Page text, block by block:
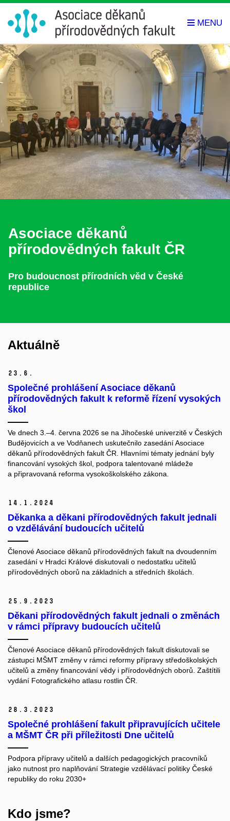
Asociace děkanů
přírodovědných fakult ČR
Pro budoucnost přírodních věd v České
republice
Aktuálně
23. 6.
Společné prohlášení Asociace děkanů
přírodovědných fakult k reformě řízení vysokých
škol
Ve dnech 3.–4. června 2026 se na Jihočeské univerzitě v Českých
Budějovicích a ve Vodňanech uskutečnilo zasedání Asociace
děkanů přírodovědných fakult ČR. Hlavními tématy jednání byly
financování vysokých škol, podpora talentované mládeže
a připravovaná reforma vysokoškolského zákona.
14. 1. 2024
Děkanka a děkani přírodovědných fakult jednali
o vzdělávání budoucích učitelů
Členové Asociace děkanů přírodovědných fakult na dvoudenním
zasedání v Hradci Králové diskutovali o nedostatku učitelů
přírodovědných oborů na základních a středních školách.
25. 9. 2023
Děkani přírodovědných fakult jednali o změnách
v rámci přípravy budoucích učitelů
Členové Asociace děkanů přírodovědných fakult diskutovali se
zástupci MŠMT změny v rámci reformy přípravy středoškolských
učitelů a změny financování vědy i přírodovědných oborů. Zaštítili
vydání Fotografického atlasu rostlin ČR.
28. 3. 2023
Společné prohlášení fakult připravujících učitele
a MŠMT ČR při příležitosti Dne učitelů
Podpora přípravy učitelů a dalších pedagogických pracovníků
jako nutnost pro naplňování Strategie vzdělávací politiky České
republiky do roku 2030+
Kdo jsme?